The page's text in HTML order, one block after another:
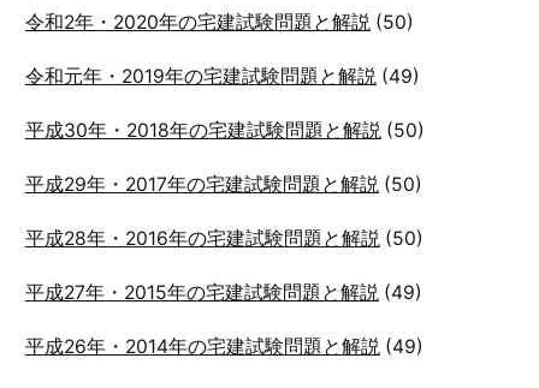
令和2年・2020年の宅建試験問題と解説(50)
令和元年・2019年の宅建試験問題と解説(49)
平成30年・2018年の宅建試験問題と解説(50)
平成29年・2017年の宅建試験問題と解説(50)
平成28年・2016年の宅建試験問題と解説(50)
平成27年・2015年の宅建試験問題と解説(49)
平成26年・2014年の宅建試験問題と解説(49)